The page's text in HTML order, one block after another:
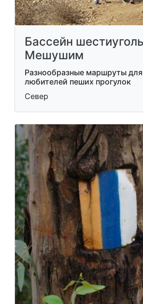
Бассейн
Мешушим
Разнообразные маршруты
любителей пеших прогулок
Север